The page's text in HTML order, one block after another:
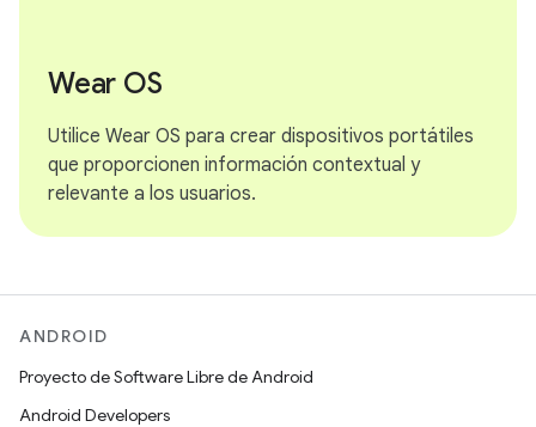
Wear OS
Utilice Wear OS para crear dispositivos portátiles
que proporcionen información contextual y
relevante a los usuarios.
ANDROID
Proyecto de Software Libre de Android
Android Developers